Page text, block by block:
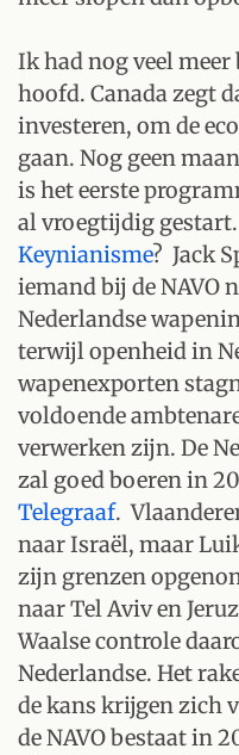
Ik had nog veel
hoofd. Canada zegt
investeren, om de
gaan. Nog geen
is het eerste
al vroegtijdig
Keynianisme? Jack
iemand bij de NAVO
Nederlandse
terwijl openheid in
wapenexporten
voldoende
verwerken zijn. De
zal goed boeren in
Telegraaf.
naar Israël, maar
zijn grenzen
naar Tel Aviv en
Waalse controle
Nederlandse. Het
de kans krijgen zich
de NAVO bestaat in